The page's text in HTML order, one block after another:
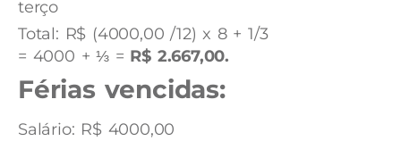
terço
Total: R$ (4000,00 /12) x 8 + 1/3
= 4000 + ⅓ = R$ 2.667,00.
Férias vencidas:
Salário: R$ 4000,00